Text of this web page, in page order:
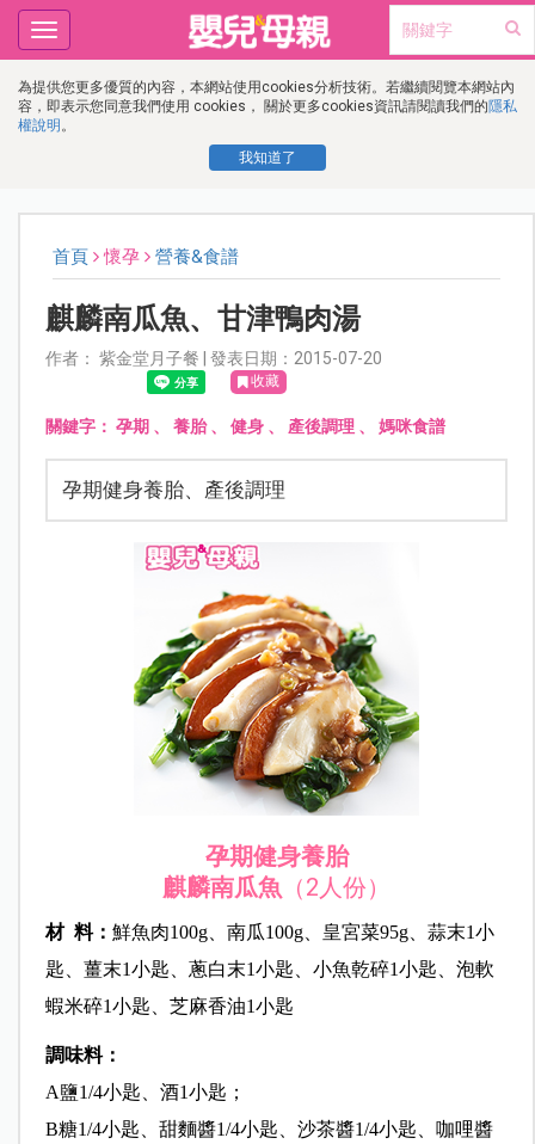
為提供您更多優質的內容，本網站使用cookies分析技術。若繼續閱覽本網站內
容，即表示您同意我們使用 cookies， 關於更多cookies資訊請閱讀我們的隱私
權說明 。
我知道了
Toggle
navigation
首頁 懷孕 營養&食譜
麒麟南瓜魚、甘津鴨肉湯
作者： 紫金堂月子餐 | 發表日期：2015-07-20
收藏
關鍵字： 孕期 、 養胎、 健身、 產後調理、 媽咪食譜
孕期健身養胎、產後調理
孕期健身養胎
麒麟南瓜魚 （2人份）
材 料： 鮮魚肉100g、南瓜100g、皇宮菜95g、蒜末1小
匙、薑末1小匙、蔥白末1小匙、小魚乾碎1小匙、泡軟
蝦米碎1小匙、芝麻香油1小匙
調味料：
A鹽1/4小匙、酒1小匙；
B糖1/4小匙、甜麵醬1/4小匙、沙茶醬1/4小匙、咖哩醬